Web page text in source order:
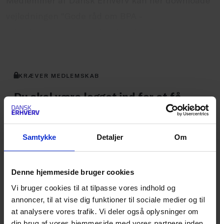
Samtykke Detaljer Om
Denne hjemmeside bruger cookies
Vi bruger cookies til at tilpasse vores indhold og
annoncer, til at vise dig funktioner til sociale medier og til
at analysere vores trafik. Vi deler også oplysninger om
KRÆVER MEDLEMSKAB
Du skal være logget ind for at få
adgang til artiklen
Det er kun medlemmer af Dansk Erhverv, der har
adgang til vores artikler og værktøjer.
LOG IND
Det er kun medlemmer af Dansk Erhverv, der har